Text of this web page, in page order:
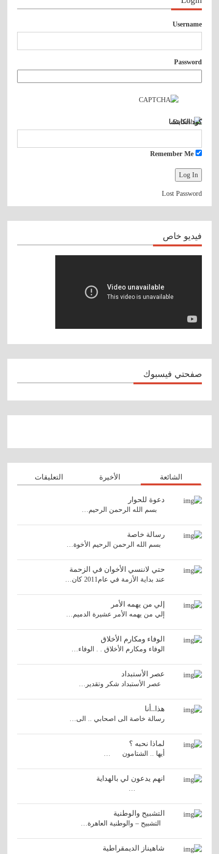
Username
Password
كود الكابتشا
Lost Password
فيديو خاص
صفحتي فيسبوك
الشائعة الأخيرة التعليقات
دعوة للحوار
بسم الله الرحمن الرحيم…
رسالة خاصة
بسم الله الرحمن الرحيم الأخوة…
حتي لاننسي الأخوان في الزحمة
عند بداية الأزمة في عام2011 كان…
إلي من يهمه الأمر
إلي من يهمه الأمر عشيرة الدميم…
الوفاء ومكارم الأخلاق
الوفاء ومكارم الأخلاق . . الوفاء…
عصر الأستبداد
عصر الأستبداد شكر وتقدير…
هذا..أنا
رسالة خاصة الى اصحابي .. الى…
لماذا نحبه ؟
أيها .. الشتامون …
انهم يدعون لي بالهداية
…
التشبيح والوطنية
التشبيح – والوطنية العاهرة…
شاهيناز الديمقراطية